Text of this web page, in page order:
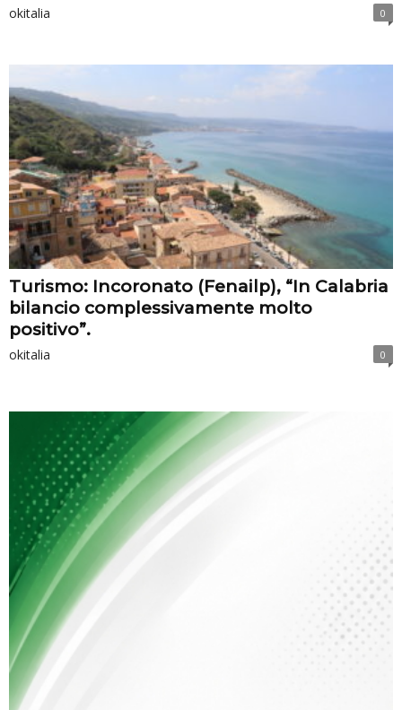
okitalia 0
Turismo: Incoronato (Fenailp), “In Calabria
bilancio complessivamente molto
positivo”.
okitalia 0